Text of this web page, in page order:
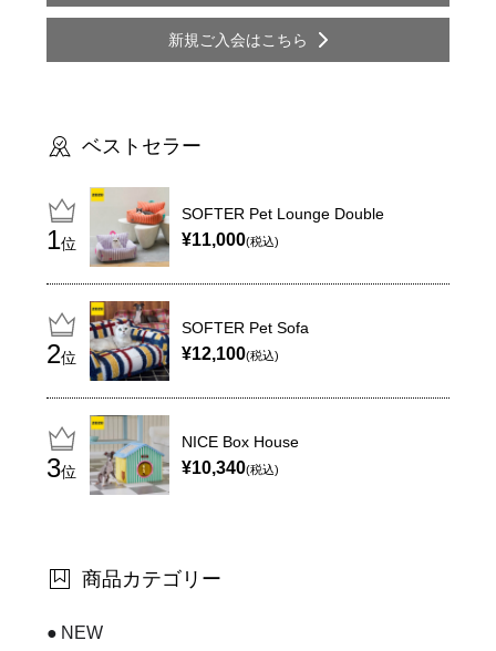
新規ご入会はこちら
ベストセラー
位
SOFTER Pet Lounge Double
¥11,000(税込)
位
SOFTER Pet Sofa
¥12,100(税込)
位
NICE Box House
¥10,340(税込)
商品カテゴリー
NEW